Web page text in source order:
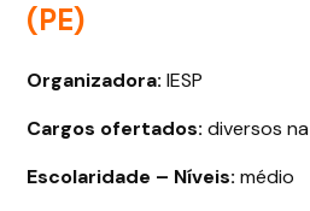
(PE)
Organizadora: IESP
Cargos ofertados: diversos
Escolaridade – Níveis: médio